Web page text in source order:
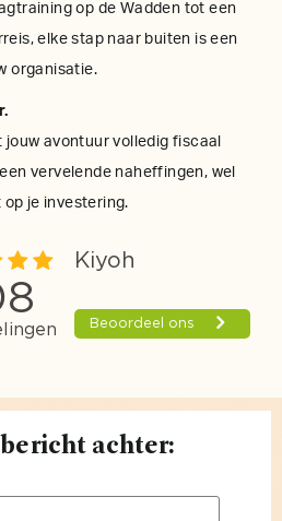
op de Wadden tot een
elke stap naar buiten is een
organisatie.
avontuur volledig fiscaal
vervelende naheffingen, wel
je investering.
achter: